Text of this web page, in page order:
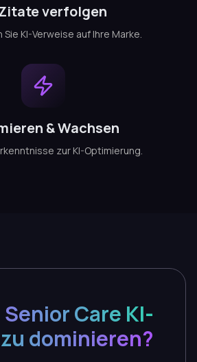
verfolgen
KI-Verweise auf Ihre Marke.
& Wachsen
zur KI-Optimierung.
Care KI-
dominieren?